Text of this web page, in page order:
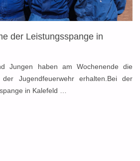
der Leistungsspange in
Jungen haben am Wochenende die
der Jugendfeuerwehr erhalten.Bei der
in Kalefeld …